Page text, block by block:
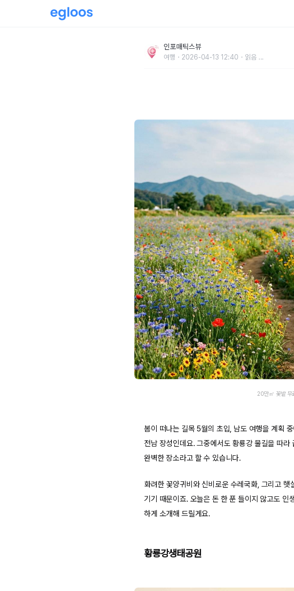
인포매틱스뷰
여행 2026-04-13 12:40 읽음 ...
20만㎡ 꽃밭 무
봄이 떠나는 길목 5월의 초입, 남도 여행을 계획
전남 장성인데요. 그중에서도 황룡강 물길을 따
완벽한 장소라고 할 수 있습니다.
화려한 꽃양귀비와 신비로운 수레국화, 그리고
기기 때문이죠. 오늘은 돈 한 푼 들이지 않고도 인
하게 소개해 드릴게요.
황룡강생태공원